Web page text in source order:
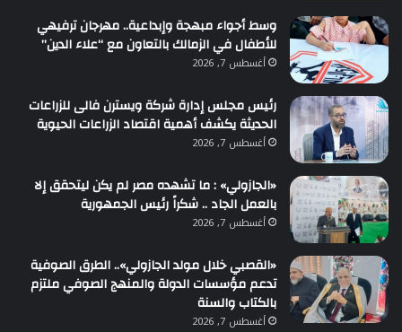
وسط أجواء مبهجة وإبداعية.. مهرجان ترفيهي
للأطفال في الزمالك بالتعاون مع “علاء الدين”
أغسطس 7, 2026
رئيس مجلس إدارة شركة ويسترن فالى للزراعات
الحديثة يكشف أهمية اقتصاد الزراعات الحيوية
أغسطس 7, 2026
«الجازولي» : ما تشهده مصر لم يكن ليتحقق إلا
بالعمل الجاد .. شكراً رئيس الجمهورية
أغسطس 7, 2026
«القصبي خلال مولد الجازولي».. الطرق الصوفية
تدعم مؤسسات الدولة والمنهج الصوفي ملتزم
بالكتاب والسنة
أغسطس 7, 2026